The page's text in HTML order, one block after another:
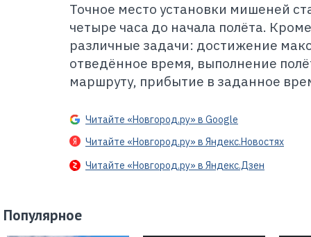
Точное место установки мишеней
четыре часа до начала полёта.
различные задачи: достижение
отведённое время, выполнение
маршруту, прибытие в заданное
Читайте «Новгород.ру» в Google
Читайте «Новгород.ру» в Яндекс.Новостях
Читайте «Новгород.ру» в Яндекс.Дзен
Популярное